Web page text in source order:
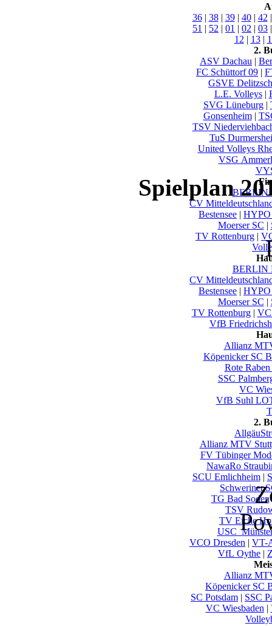
36| 38| 39| 40| 42
51 | 52 | 01 | 02 | 03
12 | 13|
2.
ASV Dachau |
FC Schüttorf 09 |
GSVE Delitzsch
L.E. Volleys|
SVG Lüneburg|
Gonsenheim|
TSV
TuS
United Volleys
VSG
BERLIN
CV
Bestensee | HYPO
Moerser SC |
TV Rottenburg |
BERLIN
CV
Bestensee | HYPO
Moerser SC |
TV Rottenburg| VC
VfB
Allianz
Köpenicker SC
Rote
SSC
VC
VfB Suhl
2.
Allianz MTV
FV Tübinger
NawaRo
SCU Emlichheim|
TG Bad Soden
TSV
TV Eiche
VCO Dresden | VT-
VfL Oythe |
Allianz
Köpenicker SC
SC Potsdam | SSC
VC Wiesbaden |
Spielplan